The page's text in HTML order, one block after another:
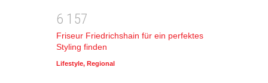
6 1 57
Friseur Friedrichshain für ein perfektes
Styling finden
Lifestyle, Regional